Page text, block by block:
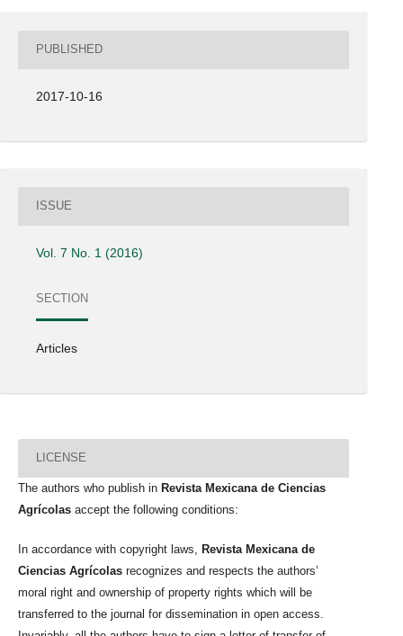
PUBLISHED
2017-10-16
ISSUE
Vol. 7 No. 1 (2016)
SECTION
Articles
LICENSE
The authors who publish in Revista Mexicana de Ciencias
Agrícolas accept the following conditions:
In accordance with copyright laws,
Revista Mexicana de
Ciencias Agrícolas recognizes and respects the authors’
moral right and ownership of property rights which will be
transferred to the journal for dissemination in open access.